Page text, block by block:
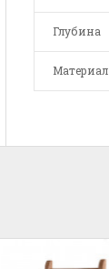
Глубина
Материал